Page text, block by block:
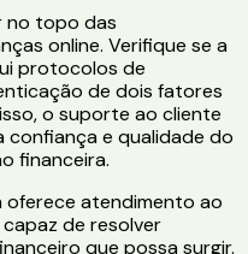
no topo das
online. Verifique se a
protocolos de
de dois fatores
o suporte ao cliente
confiança e qualidade do
financeira.
oferece atendimento ao
de resolver
que possa surgir.